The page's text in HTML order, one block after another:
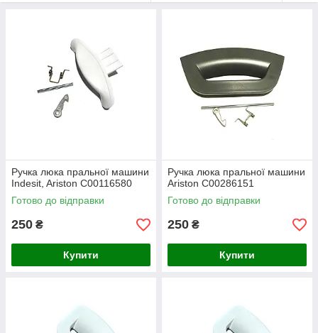
Ручка люка пральної машини
Indesit, Ariston C00116580
Готово до відправки
250 ₴
Купити
Ручка люка пральної машини
Ariston C00286151
Готово до відправки
250 ₴
Купити